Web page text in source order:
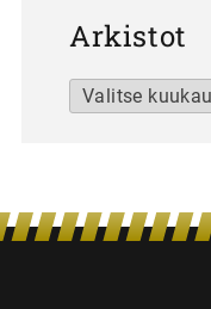
Arkistot
Arkistot